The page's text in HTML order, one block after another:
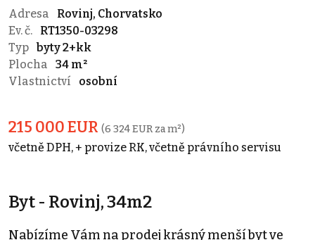
Adresa
Rovinj, Chorvatsko
Ev. č.
RT1350-03298
Typ byty 2+kk
Plocha
34 m²
Vlastnictví
osobní
215 000 EUR (6 324 EUR za m²)
včetně DPH, + provize RK, včetně právního servisu
Byt - Rovinj, 34m2
Nabízíme Vám na prodej krásný menší byt ve